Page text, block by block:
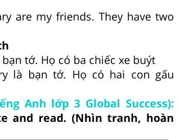
are my friends. They have two
tớ. Họ có ba chiếc xe buýt
là bạn tớ. Họ có hai con gấu
Anh lớp 3 Global Success):
and read. (Nhìn tranh, hoàn